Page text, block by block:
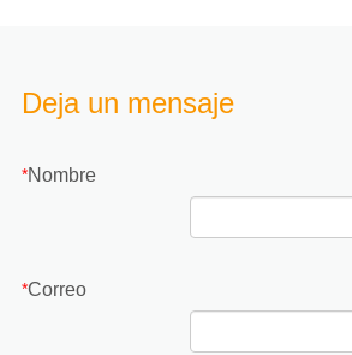
Deja un mensaje
*Nombre
*Correo